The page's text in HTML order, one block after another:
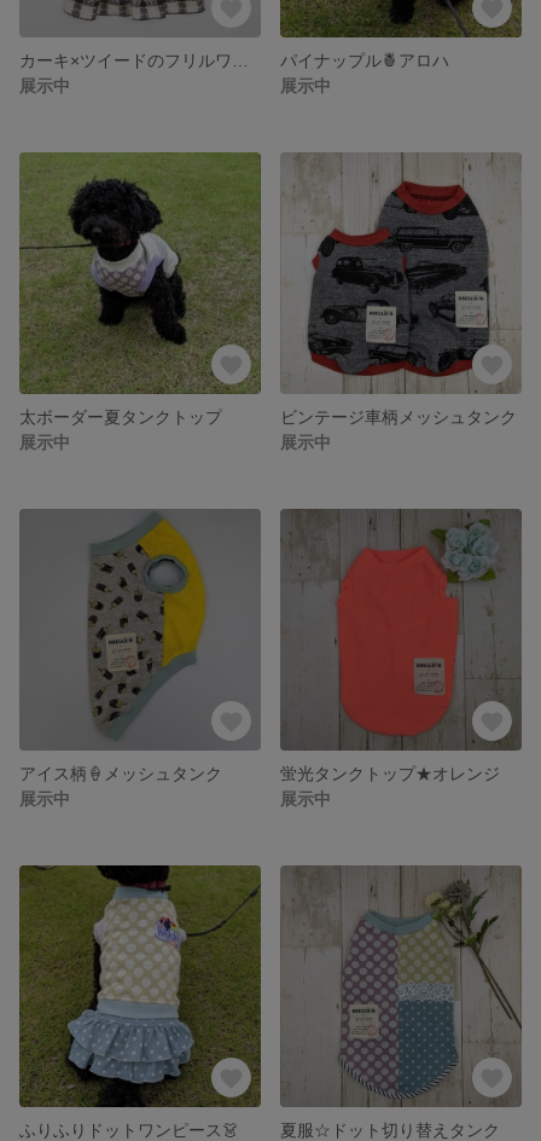
展示中
パイナップル🍍アロハ
展示中
太ボーダー夏タンクトップ
展示中
ビンテージ車柄メッシュタンク
展示中
アイス柄🍦メッシュタンク
展示中
蛍光タンクトップ★オレンジ
展示中
ふりふりドットワンピース👗
夏服☆ドット切り替えタンク